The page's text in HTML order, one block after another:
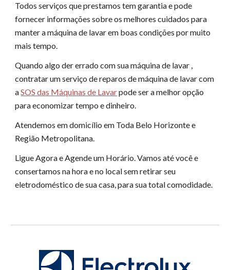
Todos serviços que prestamos tem garantia e pode
fornecer informações sobre os melhores cuidados para
manter a máquina de lavar em boas condições por muito
mais tempo.
Quando algo der errado com sua máquina de lavar ,
contratar um serviço de reparos de máquina de lavar com
aSOS das Máquinas de Lavarpode ser a melhor opção
para economizar tempo e dinheiro.
Atendemos em domicílio em Toda Belo Horizonte e
Região Metropolitana.
Ligue Agora e Agende um Horário. Vamos até você e
consertamos na hora e no local sem retirar seu
eletrodoméstico de sua casa, para sua total comodidade.